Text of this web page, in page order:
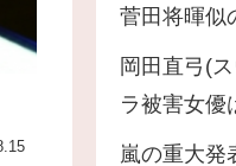
菅田将暉似
岡田直弓(
ラ被害女優
嵐の重大発